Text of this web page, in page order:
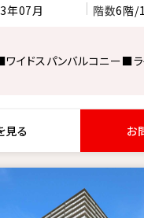
年07月 階数6階/
イドスパンバルコニー■
見る お